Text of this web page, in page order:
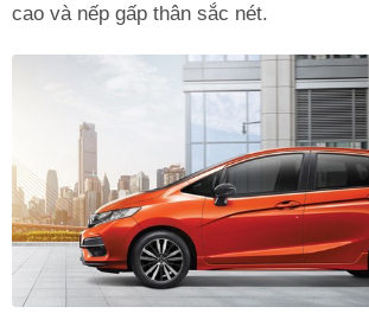
cao và nếp gấp thân sắc nét.